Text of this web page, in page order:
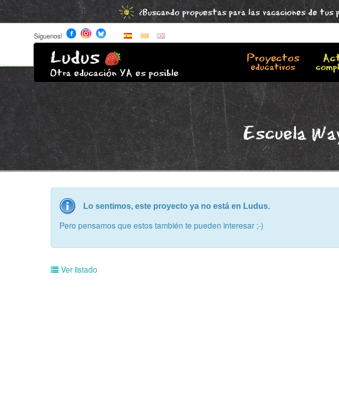
¿Buscando propuestas para las vacaciones de tus
Síguenos!
Ludus
Otra educación YA es posible
Proyectos
educativos
Escuela
Lo sentimos, este proyecto ya no está en Ludus.
Pero pensamos que estos también te pueden interesar ;-)
Ver listado